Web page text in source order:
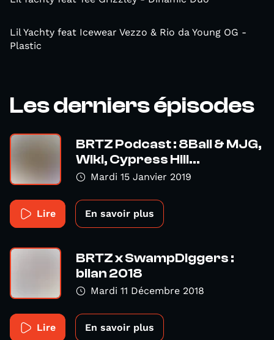
Lil Yachty feat Icewear Vezzo & Rio da Young OG -
Plastic
Les derniers épisodes
BRTZ Podcast : 8Ball & MJG,
Wiki, Cypress Hill...
Mardi 15 Janvier 2019
Lire En savoir plus
BRTZ x SwampDiggers :
bilan 2018
Mardi 11 Décembre 2018
Lire En savoir plus